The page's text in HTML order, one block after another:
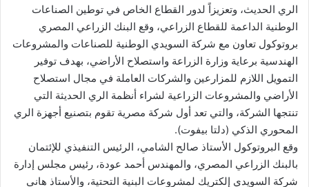
الري الحديث، وتعزيزاً لدور القطاع الخاص في توطين الصناعات
الوطنية الداعمة للقطاع الزراعي، وقع البنك الزراعي المصري
بروتوكول تعاون مع شركة السويدي الوطنية للصناعات والمشروعات
الهندسية برعاية وزارة الزراعة واستصلاح الأراضي، بهدف توفير
التمويل اللازم للمزارعين والشركات العاملة في مجال استصلاح
الأراضي والمشروعات الزراعية لشراء أنظمة الري الحديثة التي
تنتجها الشركة، والتي تعد أول شركة مصرية تقوم بتصنيع أجهزة الري
المحوري الذكي (دلتا بيفوت).
وقع البروتوكول الأستاذ صالح الشامي، الرئيس التنفيذي للإئتمان
بالبنك الزراعي المصري، والمهندس أحمد عودة، رئيس مجلس إدارة
شركة السويدي إلكتريك لمشروعات البنية التحتية، والأستاذ هانى